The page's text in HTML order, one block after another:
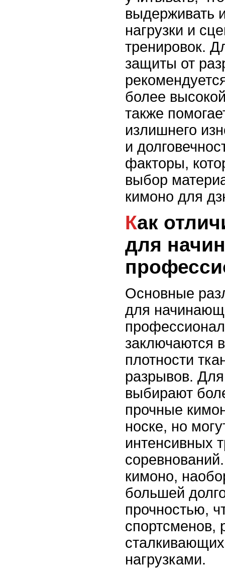
выдерживать
нагрузки и
тренировок.
защиты от
более
также
излишнего
и
факторы,
выбор
кимоно для
Как отличить кимоно
для
Основные
для
заключаются
плотности
разрывов.
выбирают
прочные
носке, но
интенсивных
кимоно,
большей
прочностью,
спортсменов,
нагрузками.